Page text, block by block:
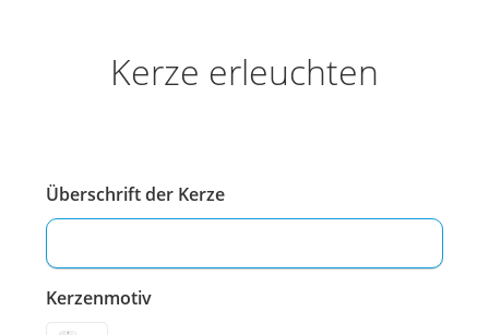
Kerze erleuchten
Überschrift der Kerze
Kerzenmotiv